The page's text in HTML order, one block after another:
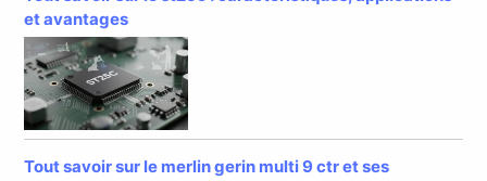
et avantages
Tout savoir sur le merlin gerin multi 9 ctr et ses